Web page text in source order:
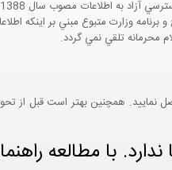
با تکيه بر نامه شماره 111321/60 مورخ 18/05/1394 معاونت محترم
محرمانه تلقي نمي گردد.
همچنین بهتر است قبل از
با مطالعه